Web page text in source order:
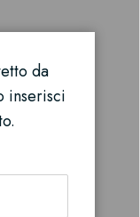
da
inserisci